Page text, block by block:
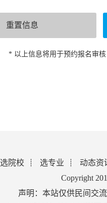
* 以上信息将用于预约报名审
选院校 选专业
动态资
Copyright
声明：本站仅供民间交